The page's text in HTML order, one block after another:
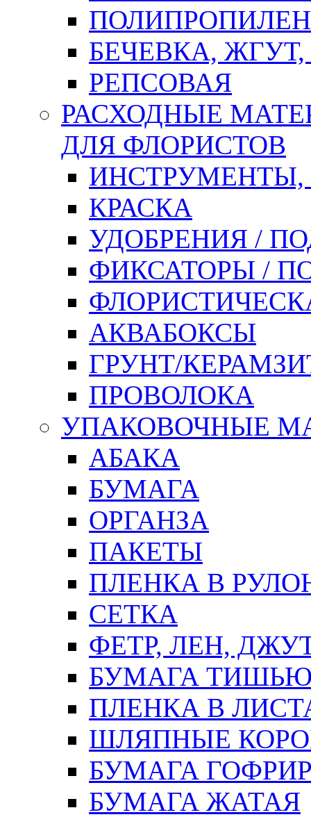
БЕЧЕВКА,
РЕПСОВАЯ
РАСХОДНЫЕ
ДЛЯ ФЛОРИСТОВ
ИНСТРУМЕНТЫ,
КРАСКА
УДОБРЕНИЯ /
ФИКСАТОРЫ /
АКВАБОКСЫ
ГРУНТ/
ПРОВОЛОКА
УПАКОВОЧНЫЕ
АБАКА
БУМАГА
ОРГАНЗА
ПАКЕТЫ
ПЛЕНКА В
СЕТКА
ФЕТР, ЛЕН,
БУМАГА
ПЛЕНКА В
ШЛЯПНЫЕ
БУМАГА
БУМАГА ЖАТАЯ